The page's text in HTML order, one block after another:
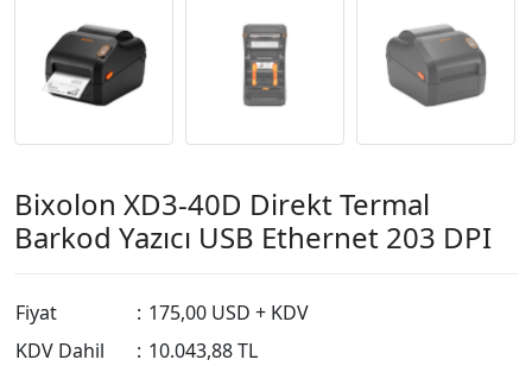
Bixolon XD3-40D Direkt Termal
Barkod Yazıcı USB Ethernet 203 DPI
Fiyat : 175,00 USD + KDV
KDV Dahil
: 10.043,88 TL